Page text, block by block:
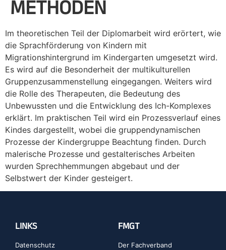
METHODEN
Im theoretischen Teil der Diplomarbeit wird erörtert, wie
die Sprachförderung von Kindern mit
Migrationshintergrund im Kindergarten umgesetzt wird.
Es wird auf die Besonderheit der multikulturellen
Gruppenzusammenstellung eingegangen. Weiters wird
die Rolle des Therapeuten, die Bedeutung des
Unbewussten und die Entwicklung des Ich-Komplexes
erklärt. Im praktischen Teil wird ein Prozessverlauf eines
Kindes dargestellt, wobei die gruppendynamischen
Prozesse der Kindergruppe Beachtung finden. Durch
malerische Prozesse und gestalterisches Arbeiten
wurden Sprechhemmungen abgebaut und der
Selbstwert der Kinder gesteigert.
LINKS
Datenschutz
FMGT
Der Fachverband